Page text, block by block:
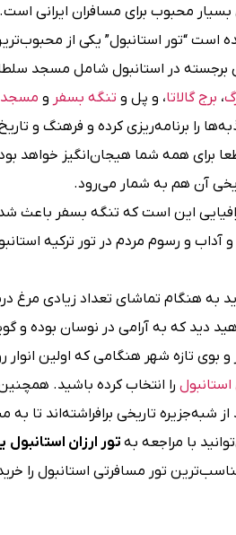
بسیار محبوب برای مسافران ایرانی
“تور استانبول” یکی از
برجسته در استانبول شامل مسجد
، برج گالاتا، و پل و تنگه بسفر و مسجد
را برنامه‌ریزی کرده و فرهنگ و
برای همه شما هیجان‌انگیز خواهد
آن هم به شمار می‌رود.
این است که تنگه بسفر باعث
آداب و رسوم مردم در تور ترکیه
به هنگام تماشای تعداد زیادی مرغ
دید که به آرامی در نوسان بوده
و بوی تازه شهر هنگامی که اولین
را انتخاب کرده باشید.
تاریخی برافراشته‌اند تا
با مراجعه به تور ارزان
تور مسافرتی استانبول را